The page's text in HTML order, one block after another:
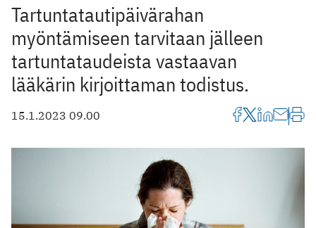
Tartuntatautipäivärahan
myöntämiseen tarvitaan jälleen
tartuntataudeista vastaavan
lääkärin kirjoittaman todistus.
15.1.2023 09.00